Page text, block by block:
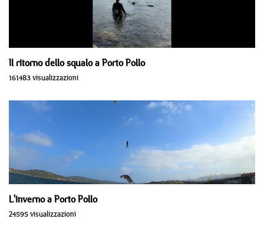
Il ritorno dello squalo a Porto Pollo
161483 visualizzazioni
L'inverno a Porto Pollo
24595 visualizzazioni